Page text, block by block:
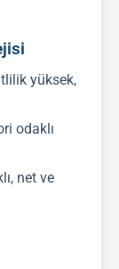
yüksek,
odaklı
net ve